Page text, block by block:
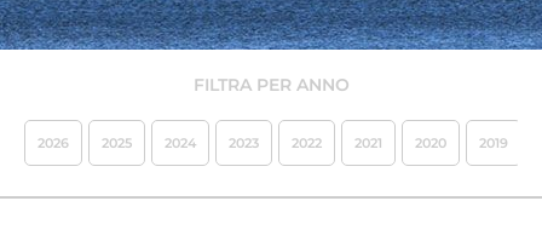
FILTRA PER ANNO
2026 2025 2024 2023 2022 2021 2020 2019